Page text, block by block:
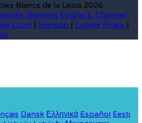
Blancs de la Liscia 2026
Booking Engine & Channel
| Sitemap | Cookie Policy |
Dansk Ελληνικά Español Eesti